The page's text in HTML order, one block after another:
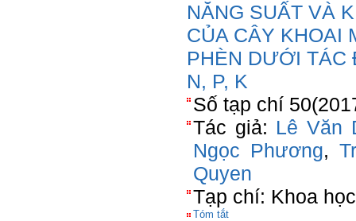
NĂNG SUẤT VÀ
CỦA CÂY KHOAI
PHÈN DƯỚI TÁC
N, P, K
Số tạp chí
Tác giả: Lê Văn
Ngọc Phương,
Quyen
Tạp chí: Khoa
Tóm tắt